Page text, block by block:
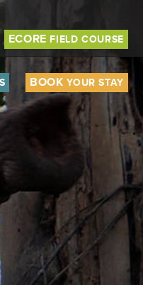
ECORE FIELD COURSE
BOOKYOUR STAY